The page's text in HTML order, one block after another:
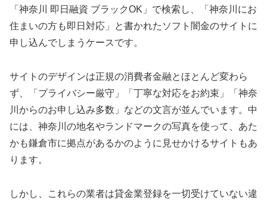
「神奈川 即日融資 ブラックOK」で検索し、「神奈川にお
住まいの方も即日対応」と書かれたソフト闇金のサイトに
申し込んでしまうケースです。
サイトのデザインは正規の消費者金融とほとんど変わら
ず、「プライバシー厳守」「丁寧な対応をお約束」「神奈
川からのお申し込み多数」などの文言が並んでいます。中
には、神奈川の地名やランドマークの写真を使って、あた
かも鎌倉市に拠点があるかのように見せかけるサイトもあ
ります。
しかし、これらの業者は貸金業登録を一切受けていない違